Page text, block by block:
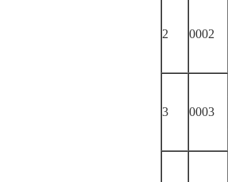
2 0002
3 0003